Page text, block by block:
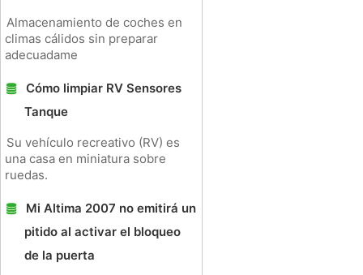
Almacenamiento de coches en
climas cálidos sin preparar
adecuadame
Cómo limpiar RV Sensores
Tanque
Su vehículo recreativo (RV) es
una casa en miniatura sobre
ruedas.
Mi Altima 2007 no emitirá un
pitido al activar el bloqueo
de la puerta